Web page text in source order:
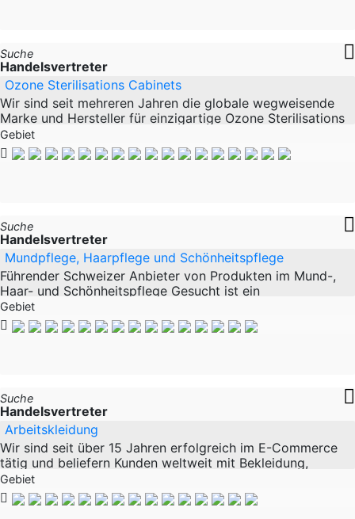
Suche
Handelsvertreter
Ozone Sterilisations Cabinets
Wir sind seit mehreren Jahren die globale wegweisende
Marke und Hersteller für einzigartige Ozone Sterilisations
Cabinets. Leider hat Covid-19 einen weltweiten einfluss
auf viele Vertriebe als auch
Gebiet
Suche
Handelsvertreter
Mundpflege, Haarpflege und Schönheitspflege
Führender Schweizer Anbieter von Produkten im Mund-,
Haar- und Schönheitspflege Gesucht ist ein
Handelsvertreter oder ein Vertriebspartner in
Europa/Weltweit. Anforderungen: - Ausgeprägter
Gebiet
Suche
Handelsvertreter
Arbeitskleidung
Wir sind seit über 15 Jahren erfolgreich im E-Commerce
tätig und beliefern Kunden weltweit mit Bekleidung,
insbesondere im Outdoor- und Freizeitbereich. Für große
Unternehmen sehen wir enormes
Gebiet